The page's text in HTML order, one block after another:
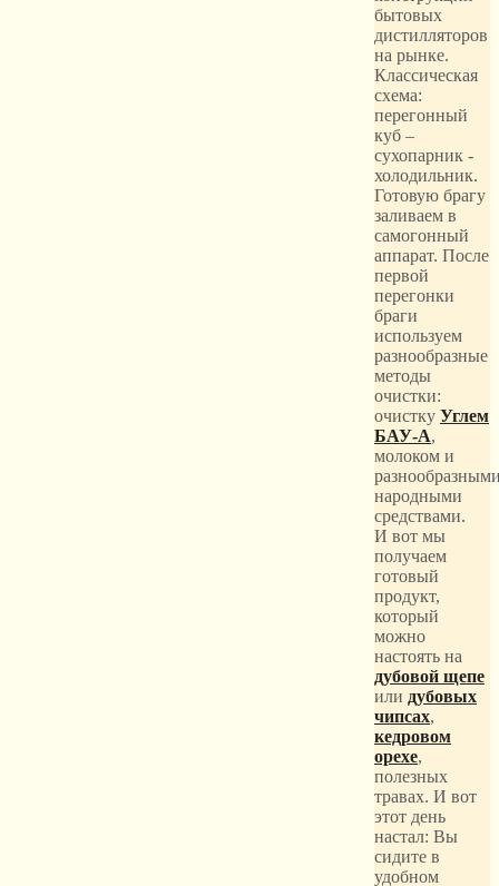
бытовых
дистилляторов
на рынке.
Классическая
схема:
перегонный
куб –
сухопарник -
холодильник.
Готовую брагу
заливаем в
самогонный
аппарат. После
первой
перегонки
браги
используем
разнообразные
методы
очистки:
очистку Углем
БАУ-А,
молоком и
народными
средствами.
И вот мы
получаем
готовый
продукт,
который
можно
настоять на
дубовой щепе
или дубовых
чипсах,
кедровом
орехе,
полезных
травах. И вот
этот день
настал: Вы
сидите в
удобном